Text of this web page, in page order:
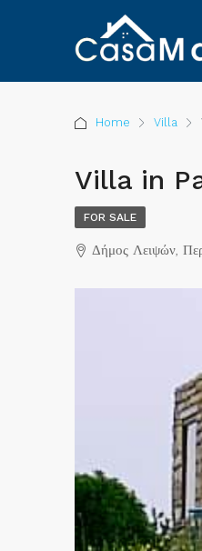
Home Villa
Villa in
FOR SALE
Δήμος Λειψών,